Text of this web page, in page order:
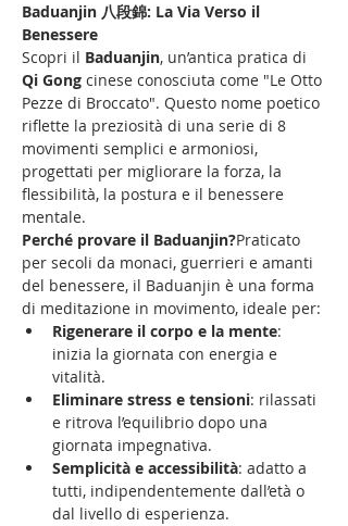
Baduanjin 八段錦: La Via Verso il
Benessere
Scopri il Baduanjin, un’antica pratica di
Qi Gong cinese conosciuta come "Le Otto
Pezze di Broccato". Questo nome poetico
riflette la preziosità di una serie di 8
movimenti semplici e armoniosi,
progettati per migliorare la forza, la
flessibilità, la postura e il benessere
mentale.
Perché provare il Baduanjin?Praticato
per secoli da monaci, guerrieri e amanti
del benessere, il Baduanjin è una forma
di meditazione in movimento, ideale per:
Rigenerare il corpo e la mente:
inizia la giornata con energia e
vitalità.
Eliminare stress e tensioni: rilassati
e ritrova l’equilibrio dopo una
giornata impegnativa.
Semplicità e accessibilità: adatto a
tutti, indipendentemente dall’età o
dal livello di esperienza.